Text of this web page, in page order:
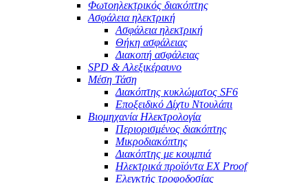
Φωτοηλεκτρικός διακόπτης
Ασφάλεια ηλεκτρική
Ασφάλεια ηλεκτρική
Θήκη ασφάλειας
Διακοπή ασφάλειας
SPD & Αλεξικέραυνο
Μέση Τάση
Διακόπτης κυκλώματος SF6
Εποξειδικό Δίχτυ Ντουλάπι
Βιομηχανία Ηλεκτρολογία
Περιορισμένος διακόπτης
Μικροδιακόπτης
Διακόπτης με κουμπιά
Ηλεκτρικά προϊόντα EX Proof
Ελεγκτής τροφοδοσίας